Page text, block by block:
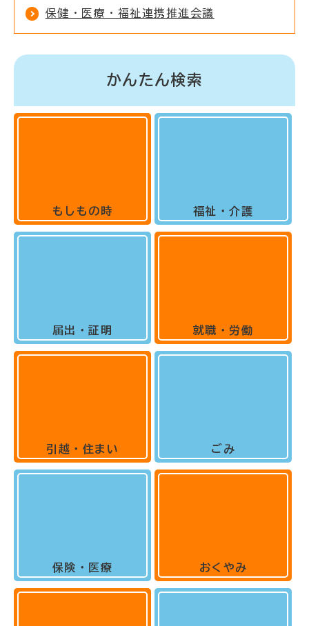
保健・医療・福祉連携推進会議
かんたん検索
もしもの時
届出・証明
引越・住まい
保険・医療
福祉・介護
就職・労働
ごみ
おくやみ